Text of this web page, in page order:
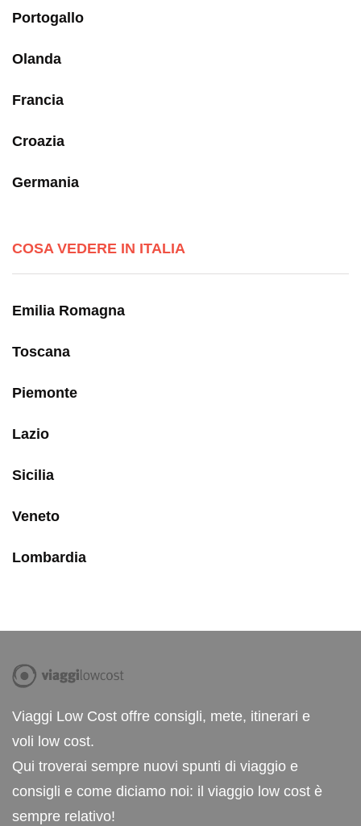
Portogallo
Olanda
Francia
Croazia
Germania
COSA VEDERE IN ITALIA
Emilia Romagna
Toscana
Piemonte
Lazio
Sicilia
Veneto
Lombardia
Viaggi Low Cost offre consigli, mete, itinerari e
voli low cost.
Qui troverai sempre nuovi spunti di viaggio e
consigli e come diciamo noi: il viaggio low cost è
sempre relativo!